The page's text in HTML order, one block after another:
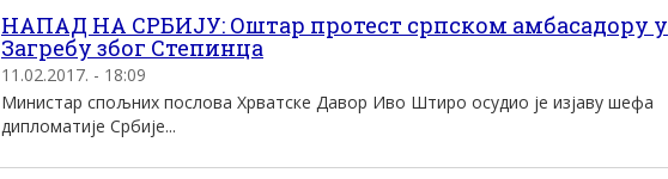
НАПАД НА СРБИЈУ: Оштар протест српском амбасадору у
Загребу због Степинца
11.02.2017. - 18:09
Министар спољних послова Хрватске Давор Иво Штиро осудио је изјаву шефа
дипломатије Србије...